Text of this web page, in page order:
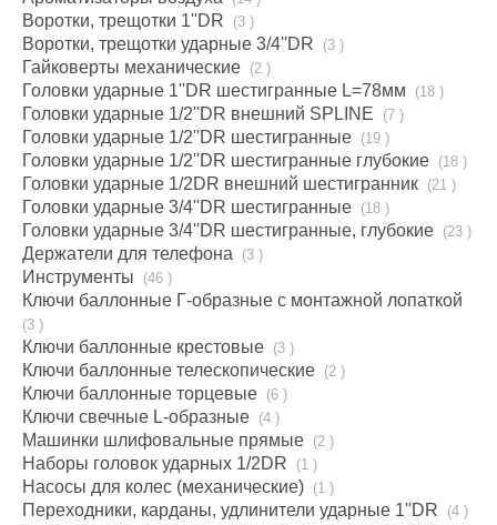
Воротки, трещотки 1''DR (3 )
Воротки, трещотки ударные 3/4''DR (3 )
Гайковерты механические (2 )
Головки ударные 1''DR шестигранные L=78мм (18 )
Головки ударные 1/2''DR внешний SPLINE (7 )
Головки ударные 1/2''DR шестигранные (19 )
Головки ударные 1/2''DR шестигранные глубокие (18 )
Головки ударные 1/2DR внешний шестигранник (21 )
Головки ударные 3/4''DR шестигранные (18 )
Головки ударные 3/4''DR шестигранные, глубокие (23 )
Держатели для телефона (3 )
Инструменты (46 )
Ключи баллонные Г-образные с монтажной лопаткой
(3 )
Ключи баллонные крестовые (3 )
Ключи баллонные телескопические (2 )
Ключи баллонные торцевые (6 )
Ключи свечные L-образные (4 )
Машинки шлифовальные прямые (2 )
Наборы головок ударных 1/2DR (1 )
Насосы для колес (механические) (1 )
Переходники, карданы, удлинители ударные 1''DR (4 )